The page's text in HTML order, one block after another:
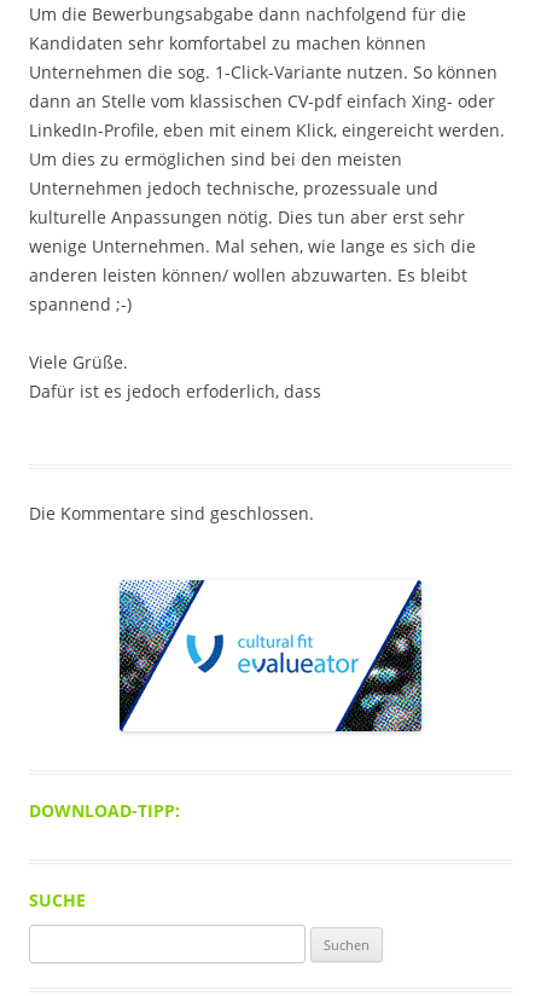
Um die Bewerbungsabgabe dann nachfolgend für die
Kandidaten sehr komfortabel zu machen können
Unternehmen die sog. 1-Click-Variante nutzen. So können
dann an Stelle vom klassischen CV-pdf einfach Xing- oder
LinkedIn-Profile, eben mit einem Klick, eingereicht werden.
Um dies zu ermöglichen sind bei den meisten
Unternehmen jedoch technische, prozessuale und
kulturelle Anpassungen nötig. Dies tun aber erst sehr
wenige Unternehmen. Mal sehen, wie lange es sich die
anderen leisten können/ wollen abzuwarten. Es bleibt
spannend ;-)
Viele Grüße.
Dafür ist es jedoch erfoderlich, dass
Die Kommentare sind geschlossen.
DOWNLOAD-TIPP:
SUCHE
nach: